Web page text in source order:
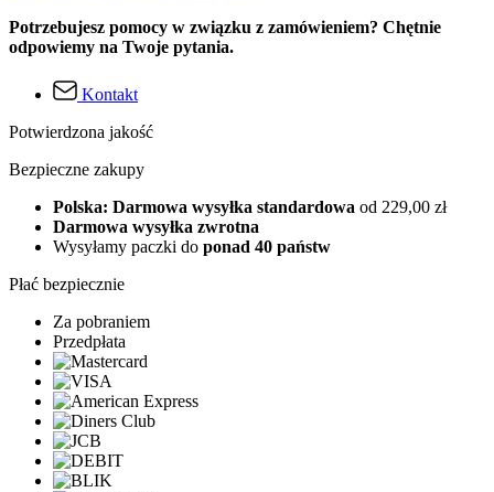
Potrzebujesz pomocy w związku z zamówieniem? Chętnie
odpowiemy na Twoje pytania.
Kontakt
Potwierdzona jakość
Bezpieczne zakupy
Polska: Darmowa wysyłka standardowa od 229,00 zł
Darmowa wysyłka zwrotna
Wysyłamy paczki do ponad 40 państw
Płać bezpiecznie
Za pobraniem
Przedpłata